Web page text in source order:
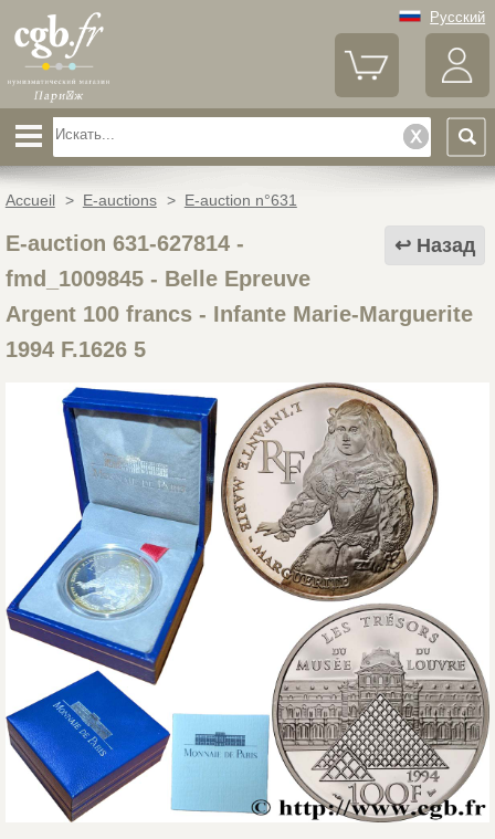
Русский
Accueil > E-auctions > E-auction n°631
Назад
E-auction 631-627814 -
fmd_1009845- Belle Epreuve
Argent 100 francs - Infante Marie-Marguerite
1994 F.1626 5